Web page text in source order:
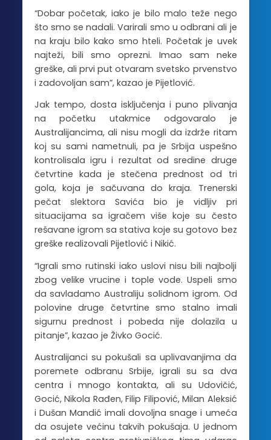
“Dobar početak, iako je bilo malo teže nego
što smo se nadali. Varirali smo u odbrani ali je
na kraju bilo kako smo hteli. Početak je uvek
najteži, bili smo oprezni. Imao sam neke
greške, ali prvi put otvaram svetsko prvenstvo
i zadovoljan sam”, kazao je Pijetlović.
Jak tempo, dosta isključenja i puno plivanja
na početku utakmice odgovaralo je
Australijancima, ali nisu mogli da izdrže ritam
koj su sami nametnuli, pa je Srbija uspešno
kontrolisala igru i rezultat od sredine druge
četvrtine kada je stečena prednost od tri
gola, koja je sačuvana do kraja. Trenerski
pečat slektora Savića bio je vidljiv pri
situacijama sa igračem više koje su često
rešavane igrom sa stativa koje su gotovo bez
greške realizovali Pijetlović i Nikić.
“Igrali smo rutinski iako uslovi nisu bili najbolji
zbog velike vrucine i tople vode. Uspeli smo
da savladamo Australiju solidnom igrom. Od
polovine druge četvrtine smo stalno imali
sigurnu prednost i pobeda nije dolazila u
pitanje”, kazao je Živko Gocić.
Australijanci su pokušali sa uplivavanjima da
poremete odbranu Srbije, igrali su sa dva
centra i mnogo kontakta, ali su Udovičić,
Gocić, Nikola Rađen, Filip Filipović, Milan Aleksić
i Dušan Mandić imali dovoljna snage i umeća
da osujete većinu takvih pokušaja. U jednom